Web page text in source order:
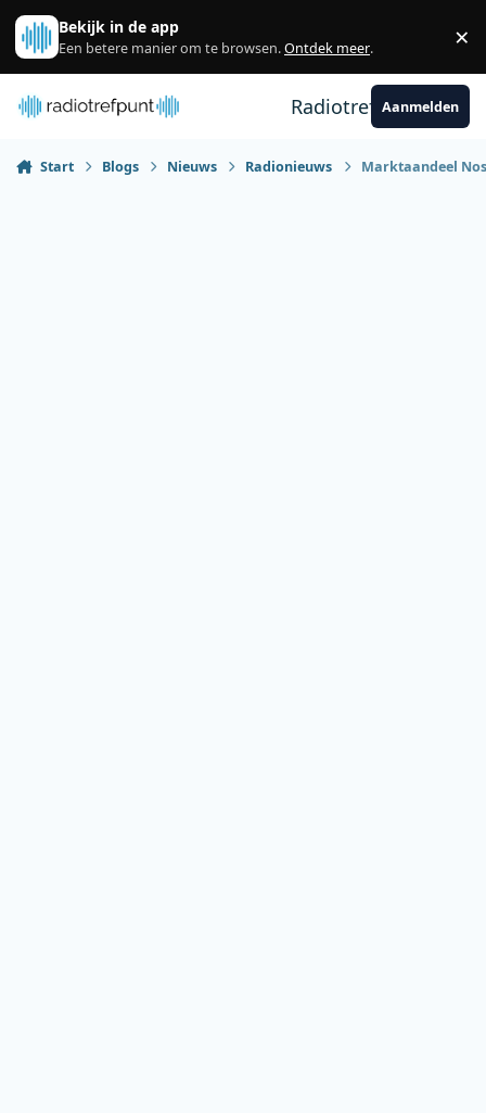
Spring naar bijdragen
Bekijk in de app
Een betere manier om te browsen.Ontdek meer. ×
RadiotrefpuntAanmelden
Start Blogs Nieuws Radionieuws Marktaandeel